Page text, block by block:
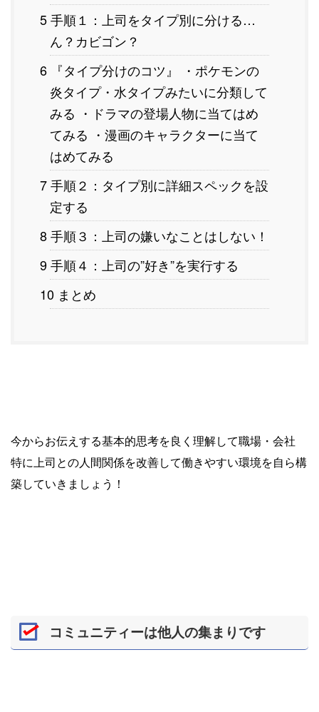
5 手順１：上司をタイプ別に分ける…
ん？カビゴン？
6 『タイプ分けのコツ』 ・ポケモンの
炎タイプ・水タイプみたいに分類して
みる ・ドラマの登場人物に当てはめ
てみる ・漫画のキャラクターに当て
はめてみる
7 手順２：タイプ別に詳細スペックを設
定する
8 手順３：上司の嫌いなことはしない！
9 手順４：上司の”好き”を実行する
10 まとめ
今からお伝えする基本的思考を良く理解して職場・会社
特に上司との人間関係を改善して働きやすい環境を自ら構
築していきましょう！
コミュニティーは他人の集まりです